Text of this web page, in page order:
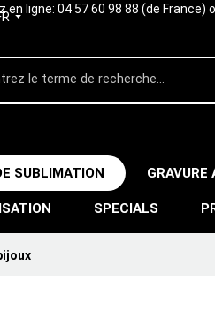
en ligne: 04 57 60 98 88 (de France)
SUBLIMATION GRAVURE
SPECIALS